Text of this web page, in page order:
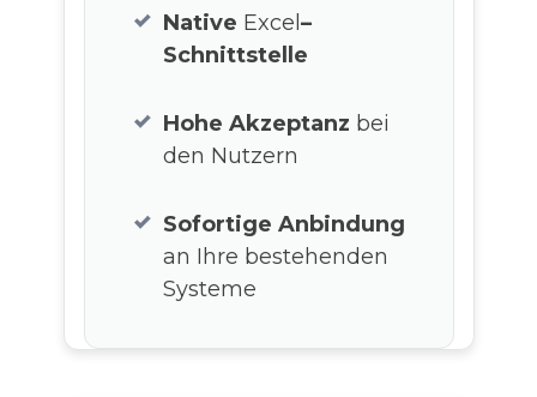
Native Excel –
Schnittstelle
Hohe Akzeptanz bei
den Nutzern
Sofortige Anbindung
an Ihre bestehenden
Systeme